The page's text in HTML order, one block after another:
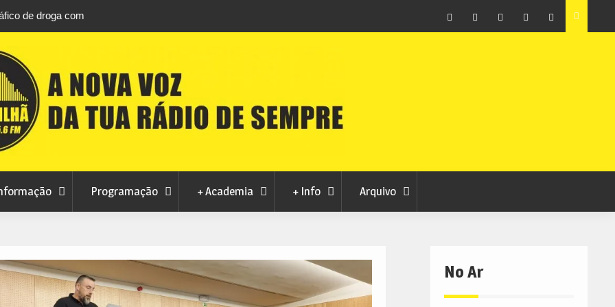
de droga com
fluvial este fim de semana
Município de Belmonte alerta para tentativa de fraude
em nome da autarquia
Programação + Academia + Info Arquivo
No Ar